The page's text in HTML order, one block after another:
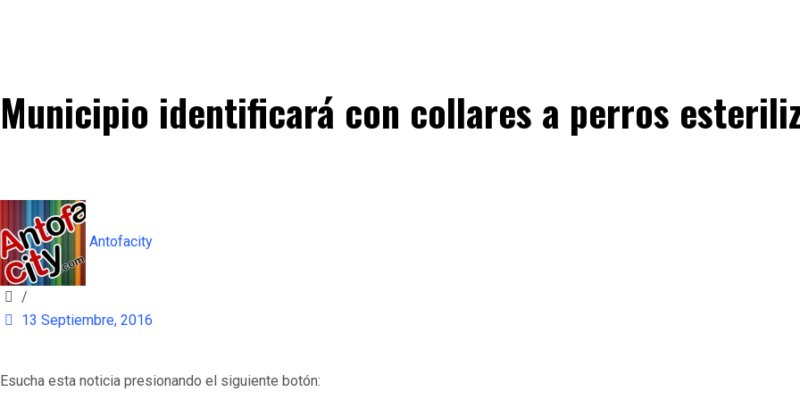
Municipio identificará con collares a perros
Antofacity
/
13 Septiembre, 2016
Esucha esta noticia presionando el siguiente botón: